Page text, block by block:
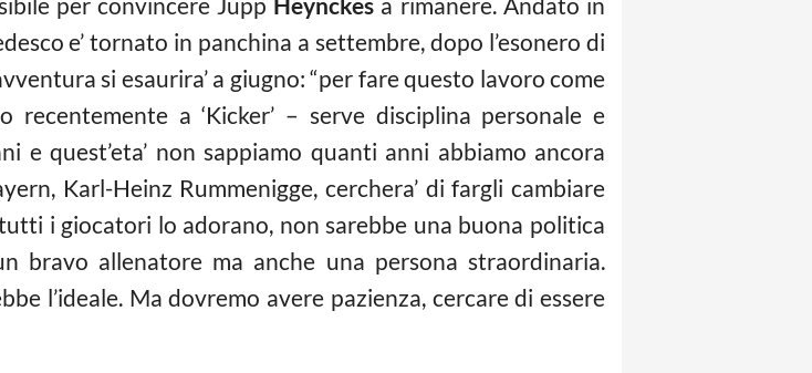
e’ tornato in panchina a settembre, dopo l’esonero di
si esaurira’ a giugno: “per fare questo lavoro come
a ‘Kicker’ – serve disciplina personale e
e quest’eta’ non sappiamo quanti anni abbiamo ancora
Karl-Heinz Rummenigge, cerchera’ di fargli cambiare
i giocatori lo adorano, non sarebbe una buona politica
bravo allenatore ma anche una persona straordinaria.
l’ideale. Ma dovremo avere pazienza, cercare di essere